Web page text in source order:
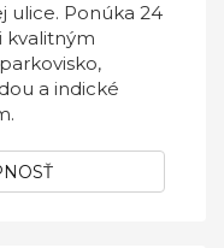
ulice. Ponúka 24
kvalitným
a indické